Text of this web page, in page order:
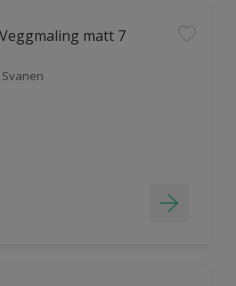
matt 7
Svanen